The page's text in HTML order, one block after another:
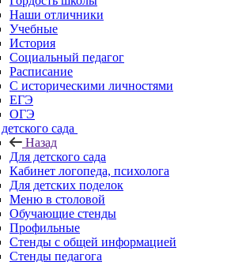
Наши отличники
Учебные
История
Социальный педагог
Расписание
С историческими личностями
ЕГЭ
ОГЭ
сада
Назад
Для детского сада
Кабинет логопеда, психолога
Для детских поделок
Меню в столовой
Обучающие стенды
Профильные
Стенды с общей информацией
Стенды педагога